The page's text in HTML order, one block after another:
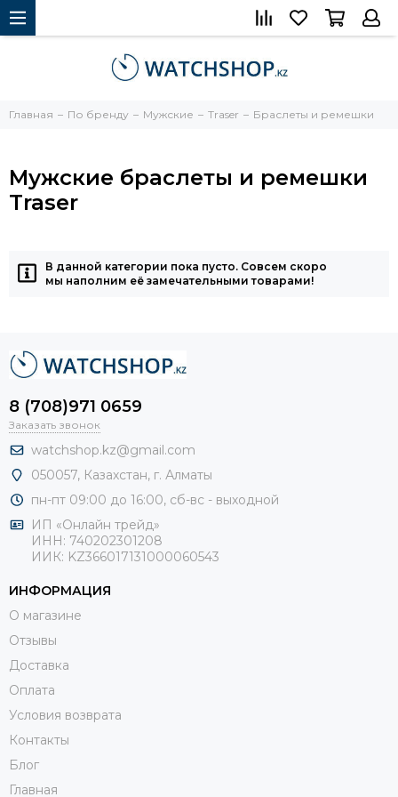
Главная По бренду Мужские Traser Браслеты и ремешки
Мужские браслеты и ремешки
Traser
В данной категории пока пусто. Совсем скоро
мы наполним её замечательными товарами!
8 (708)971 0659
Заказать звонок
watchshop.kz@gmail.com
050057, Казахстан, г. Алматы
пн-пт 09:00 до 16:00, сб-вс - выходной
ИП «Онлайн трейд»
ИНН: 740202301208
ИИК: KZ366017131000060543
ИНФОРМАЦИЯ
О магазине
Отзывы
Доставка
Оплата
Условия возврата
Контакты
Блог
Главная